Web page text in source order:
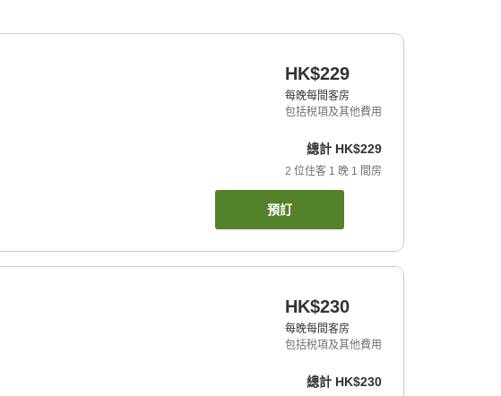
HK$229
每晚每間客房
包括稅項及其他費用
總計 HK$229
2 位住客 1 晚 1 間房
預訂
HK$230
每晚每間客房
包括稅項及其他費用
總計 HK$230